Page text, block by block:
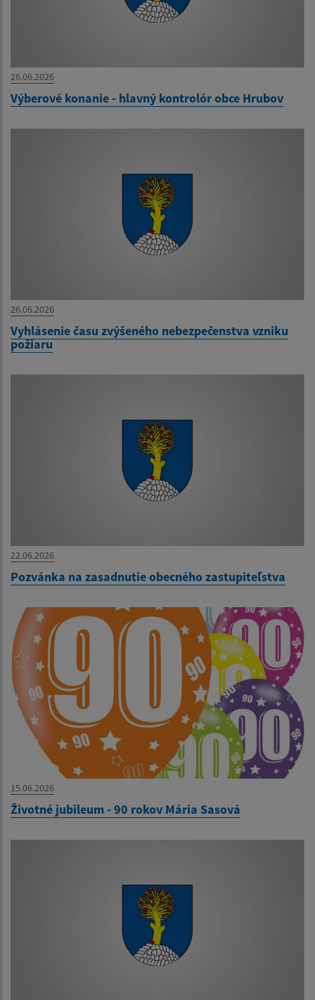
26.06.2026
Výberové konanie - hlavný kontrolór obce Hrubov
26.06.2026
Vyhlásenie času zvýšeného nebezpečenstva vzniku
požiaru
22.06.2026
Pozvánka na zasadnutie obecného zastupiteľstva
15.06.2026
Životné jubileum - 90 rokov Mária Sasová